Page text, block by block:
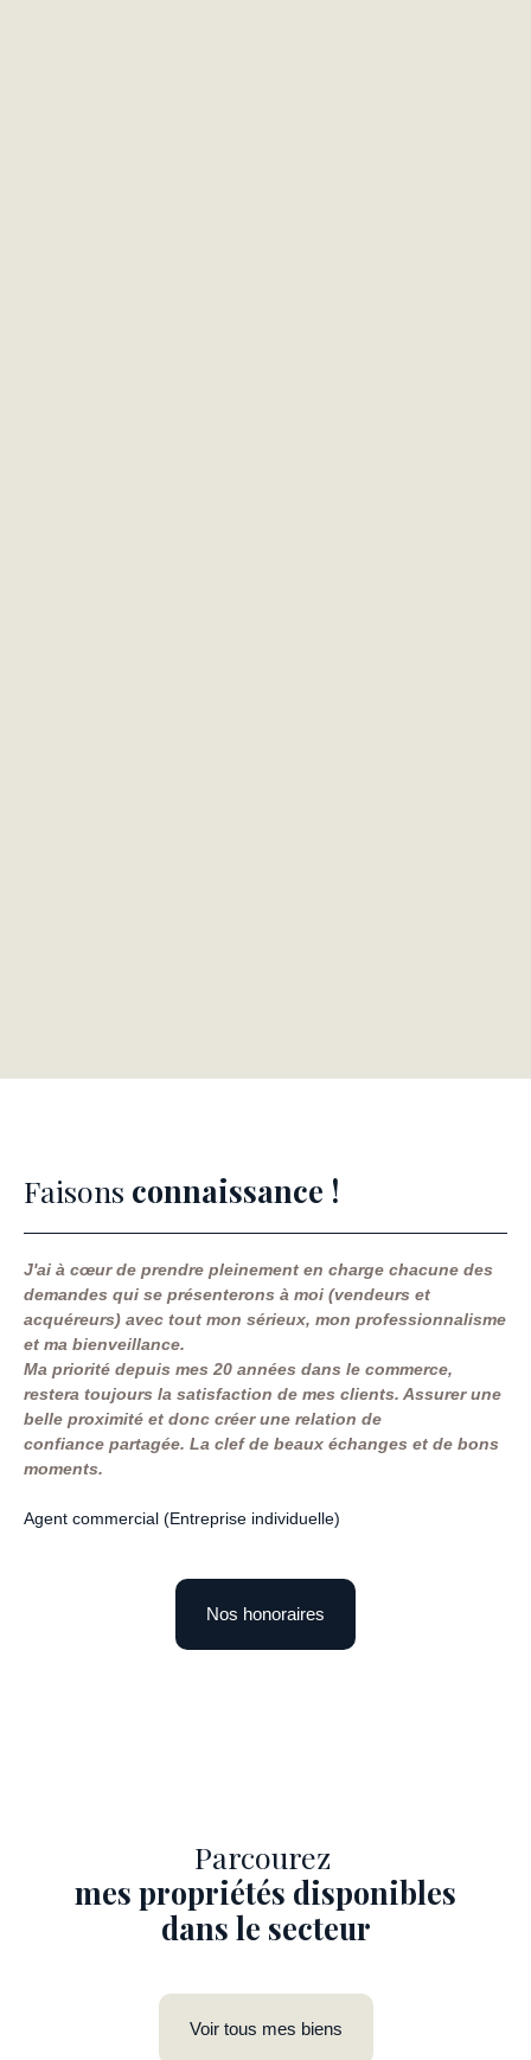
Faisons connaissance !
J'ai à cœur de prendre pleinement en charge chacune des
demandes qui se présenterons à moi (vendeurs et
acquéreurs) avec tout mon sérieux, mon professionnalisme
et ma bienveillance.
Ma priorité depuis mes 20 années dans le commerce,
restera toujours la satisfaction de mes clients. Assurer une
belle proximité et donc créer une relation de
confiance partagée. La clef de beaux échanges et de bons
moments.
Agent commercial (Entreprise individuelle)
Nos honoraires
Parcourez
mes propriétés disponibles
dans le secteur
Voir tous mes biens